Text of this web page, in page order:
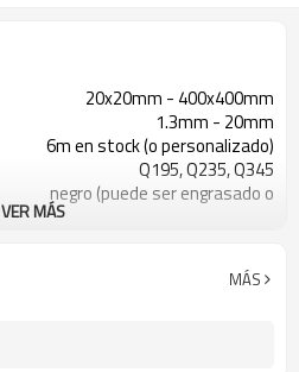
20x20mm - 400x400mm
1.3mm - 20mm
6m en stock (o personalizado)
Q195, Q235, Q345
negro (puede ser engrasado o
exportación de pvc
ASTM A53 Gr. A B C
VER MÁS
MÁS